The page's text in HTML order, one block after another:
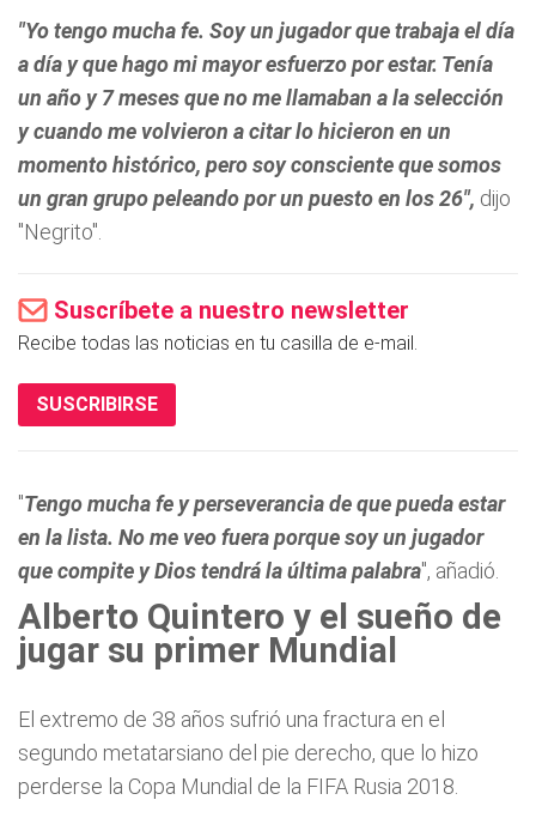
"Yo tengo mucha fe. Soy un jugador que trabaja el día
a día y que hago mi mayor esfuerzo por estar. Tenía
un año y 7 meses que no me llamaban a la selección
y cuando me volvieron a citar lo hicieron en un
momento histórico, pero soy consciente que somos
un gran grupo peleando por un puesto en los 26", dijo
"Negrito".
Suscríbete a nuestro newsletter
Recibe todas las noticias en tu casilla de e-mail.
SUSCRIBIRSE
"Tengo mucha fe y perseverancia de que pueda estar
en la lista. No me veo fuera porque soy un jugador
que compite y Dios tendrá la última palabra", añadió.
Alberto Quintero y el sueño de
jugar su primer Mundial
El extremo de 38 años sufrió una fractura en el
segundo metatarsiano del pie derecho, que lo hizo
perderse la Copa Mundial de la FIFA Rusia 2018.